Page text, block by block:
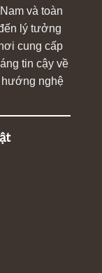
và toàn
lý tưởng
cung cấp
tin cậy về
hướng nghệ